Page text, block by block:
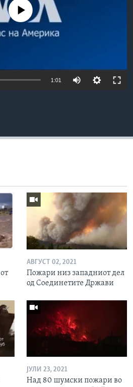
currently available
1:01
АВГУСТ 02, 2021
Пожари низ западниот дел
од Соединетите Држави
ЈУЛИ 23, 2021
Над 80 шумски пожари во